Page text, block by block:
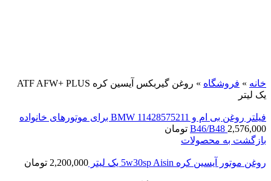
خانه » فروشگاه »
روغن گیربکس آیسین کره ATF AFW+ PLUS
یک لیتر
فیلتر روغن بی ام و BMW 11428575211 برای موتورهای خانواده
B46/B48 2,576,000
تومان
بازگشت به محصولات
روغن موتور آیسین کره 5w30sp Aisin یک لیتر 2,200,000 تومان